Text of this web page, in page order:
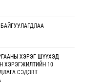
ХЭРЭГ ШҮҮХЭД
ХЭРЭГЖИЛТИЙН 10
СЭДЭВТ